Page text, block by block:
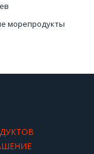
морепродукты